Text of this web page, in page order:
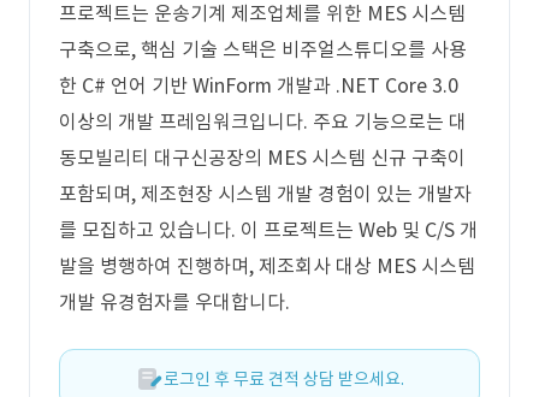
프로젝트는 운송기계 제조업체를 위한 MES 시스템
구축으로, 핵심 기술 스택은 비주얼스튜디오를 사용
한 C# 언어 기반 WinForm 개발과 .NET Core 3.0
이상의 개발 프레임워크입니다. 주요 기능으로는 대
동모빌리티 대구신공장의 MES 시스템 신규 구축이
포함되며, 제조현장 시스템 개발 경험이 있는 개발자
를 모집하고 있습니다. 이 프로젝트는 Web 및 C/S 개
발을 병행하여 진행하며, 제조회사 대상 MES 시스템
개발 유경험자를 우대합니다.
로그인 후 무료 견적 상담 받으세요.